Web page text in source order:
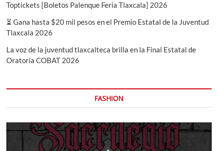
Toptickets [Boletos Palenque Feria Tlaxcala] 2026
⏳ Gana hasta $20 mil pesos en el Premio Estatal de la Juventud
Tlaxcala 2026
La voz de la juventud tlaxcalteca brilla en la Final Estatal de
Oratoria COBAT 2026
FASHION